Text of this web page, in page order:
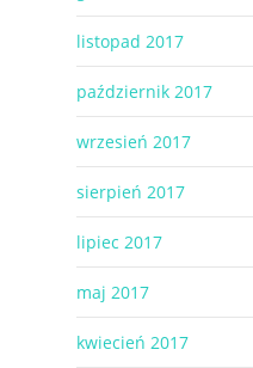
listopad 2017
październik 2017
wrzesień 2017
sierpień 2017
lipiec 2017
maj 2017
kwiecień 2017